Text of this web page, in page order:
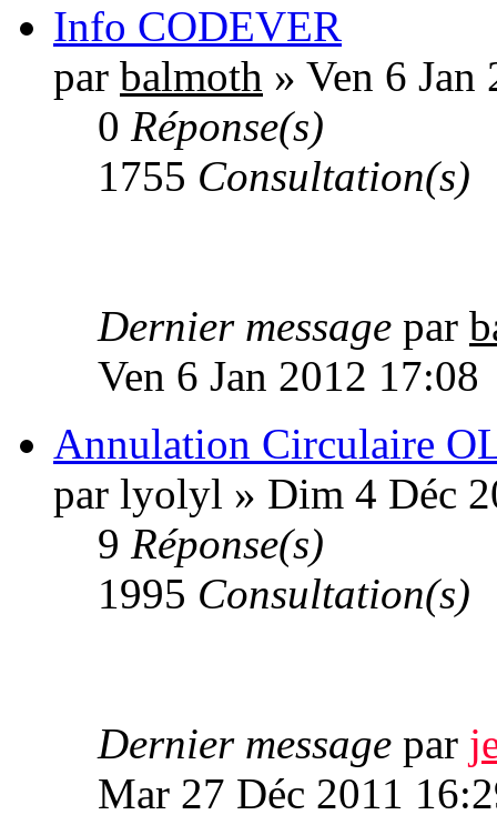
Info CODEVER
par balmoth » Ven 6 Jan
0 Réponse(s)
1755 Consultation(s)
Dernier message par
Ven 6 Jan 2012 17:08
Annulation Circulaire
par lyolyl » Dim 4 Déc
9 Réponse(s)
1995 Consultation(s)
Dernier message par
Mar 27 Déc 2011